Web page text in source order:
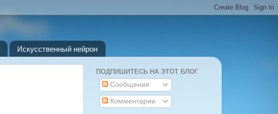
Искусственный нейрон
ПОДПИШИТЕСЬ НА ЭТОТ БЛОГ
Сообщения
Комментарии